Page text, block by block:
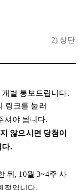
2) 상단
별 통보드립니다.
링크를 눌러
셔야 됩니다.
않으시면 당첨이
다.
뒤, 10월 3~4주 사
정입니다.